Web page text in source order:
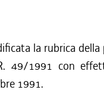
la rubrica
49/1991 con
1991.